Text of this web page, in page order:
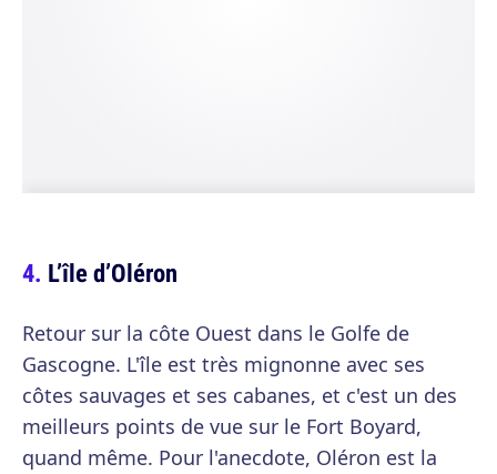
L’île d’Oléron
Retour sur la côte Ouest dans le Golfe de
Gascogne. L'île est très mignonne avec ses
côtes sauvages et ses cabanes, et c'est un des
meilleurs points de vue sur le Fort Boyard,
quand même. Pour l'anecdote, Oléron est la